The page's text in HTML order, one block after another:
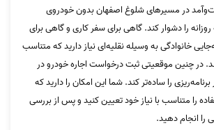
در مسیرهای شلوغ اصفهان بدون خودروی
را دشوار کند. گاهی برای سفر کاری و گاهی برای
خانوادگی به وسیله نقلیه‌ای نیاز دارید که متناسب
در چنین موقعیتی ثبت درخواست اجاره خودرو در
را ساده‌تر کند. شما این امکان را دارید که
را متناسب با نیاز خود تعیین کنید و پس از بررسی
را انجام دهید.